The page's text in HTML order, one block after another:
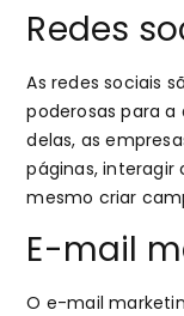
Redes
As redes sociais
poderosas para
delas, as
páginas, interagir
mesmo criar
E-mail
O e-mail